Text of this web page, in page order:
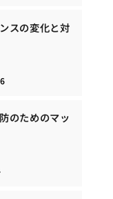
スの変化と対
のためのマッ